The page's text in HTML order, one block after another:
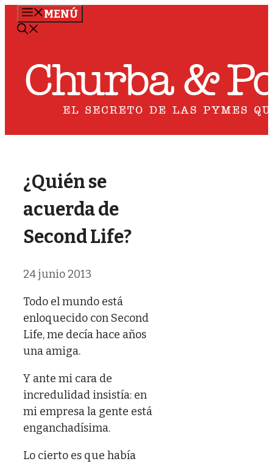
Saltar
MENÚ
¿Quién se
acuerda de
Second Life?
24 junio 2013
Todo el mundo está
enloquecido con Second
Life, me decía hace años
una amiga.
Y ante mi cara de
incredulidad insistía: en
mi empresa la gente está
enganchadísima.
Lo cierto es que había